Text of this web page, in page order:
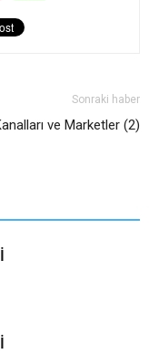
Sonraki haber
ve Marketler (2)